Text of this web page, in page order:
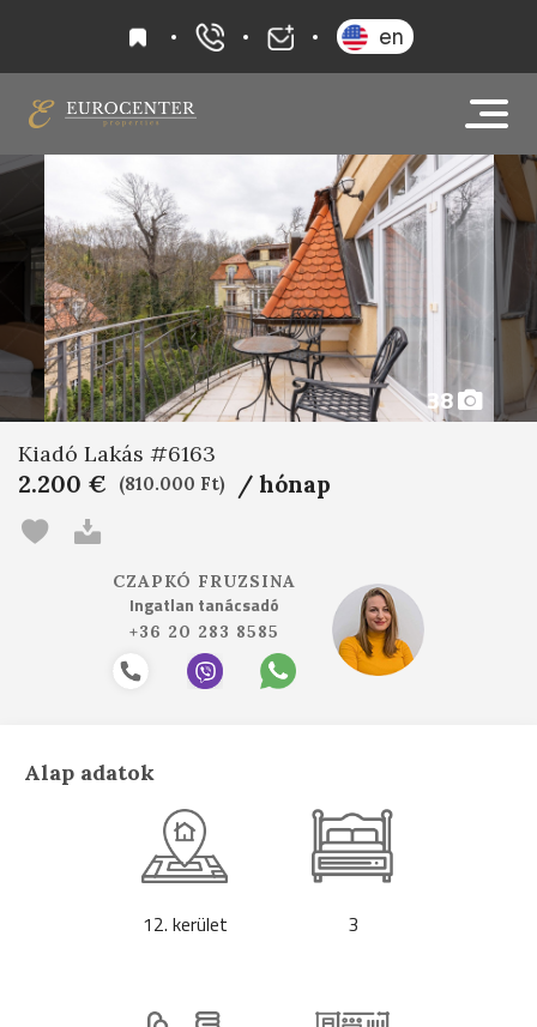
kedvencek+36 20 919 0005
en
38
Kiadó Lakás #6163
2.200 € (810.000 Ft) / hónap
CZAPKÓ FRUZSINA
Ingatlan tanácsadó
+36 20 283 8585
Alap adatok
12. kerület 3